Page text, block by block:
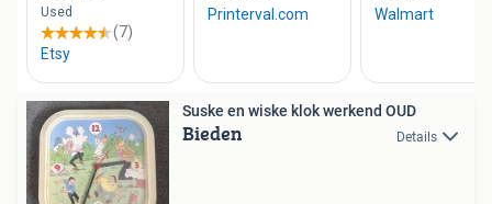
Suske en wiske klok werkend OUD
Bieden Details